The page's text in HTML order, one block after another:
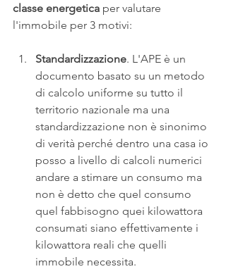
classe energetica per valutare
l'immobile per 3 motivi:
Standardizzazione. L'APE è un
documento basato su un metodo
di calcolo uniforme su tutto il
territorio nazionale ma una
standardizzazione non è sinonimo
di verità perché dentro una casa io
posso a livello di calcoli numerici
andare a stimare un consumo ma
non è detto che quel consumo
quel fabbisogno quei kilowattora
consumati siano effettivamente i
kilowattora reali che quelli
immobile necessita.